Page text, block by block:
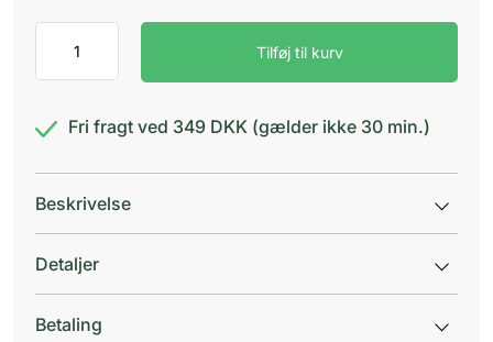
Neglefil
Medium/Grov
Tilføj til kurv
Fri fragt ved 349 DKK (gælder ikke 30 min.)
Beskrivelse
Detaljer
Betaling